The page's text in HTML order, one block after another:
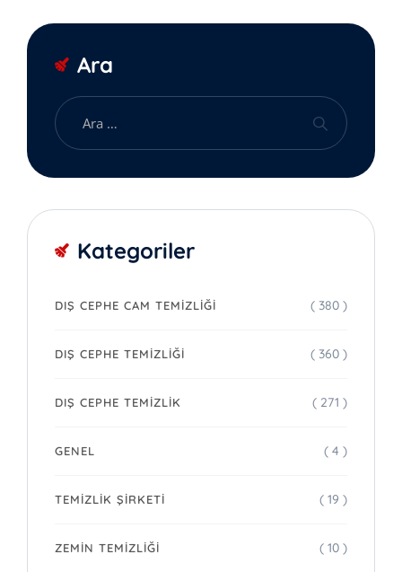
Ara
Kategoriler
DIŞ CEPHE CAM TEMIZLIĞI ( 380 )
DIŞ CEPHE TEMIZLIĞI ( 360 )
DIŞ CEPHE TEMIZLIK ( 271 )
GENEL ( 4 )
TEMIZLIK ŞIRKETI ( 19 )
ZEMIN TEMIZLIĞI ( 10 )